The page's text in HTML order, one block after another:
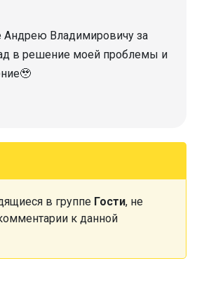
Андрею Владимировичу за
в решение моей проблемы и
в группе Гости, не
к данной